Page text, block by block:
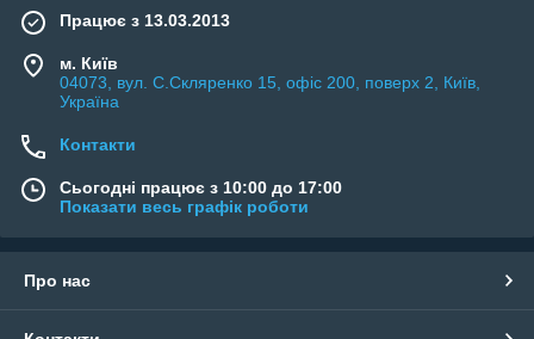
Працює з 13.03.2013
м. Київ
04073, вул. C.Скляренко 15, офіс 200, поверх 2, Київ,
Україна
Контакти
Сьогодні працює з 10:00 до 17:00
Показати весь графік роботи
Про нас